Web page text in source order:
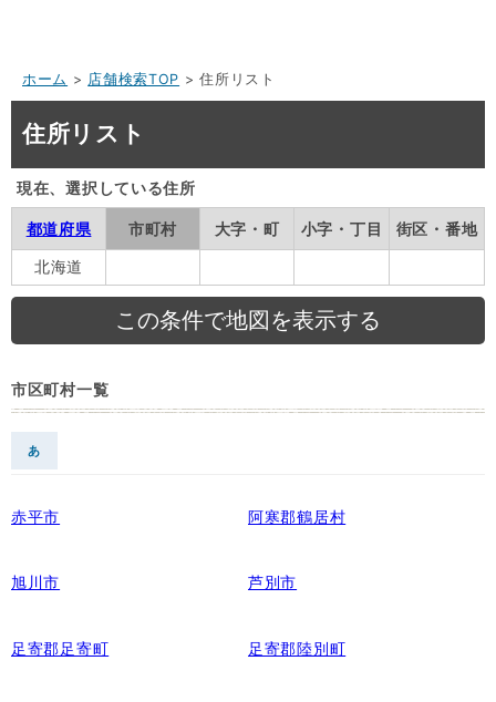
ホーム > 店舗検索TOP > 住所リスト
住所リスト
現在、選択している住所
都道府県 市町村 大字・町 小字・丁目
街区・番地
北海道
市区町村一覧
あ
赤平市 阿寒郡鶴居村
旭川市 芦別市
足寄郡足寄町 足寄郡陸別町